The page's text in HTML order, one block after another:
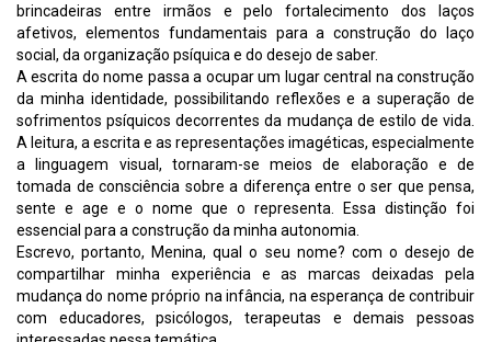
brincadeiras entre irmãos e pelo fortalecimento dos laços
afetivos, elementos fundamentais para a construção do laço
social, da organização psíquica e do desejo de saber.
A escrita do nome passa a ocupar um lugar central na construção
da minha identidade, possibilitando reflexões e a superação de
sofrimentos psíquicos decorrentes da mudança de estilo de vida.
A leitura, a escrita e as representações imagéticas, especialmente
a linguagem visual, tornaram-se meios de elaboração e de
tomada de consciência sobre a diferença entre o ser que pensa,
sente e age e o nome que o representa. Essa distinção foi
essencial para a construção da minha autonomia.
Escrevo, portanto, Menina, qual o seu nome? com o desejo de
compartilhar minha experiência e as marcas deixadas pela
mudança do nome próprio na infância, na esperança de contribuir
com educadores, psicólogos, terapeutas e demais pessoas